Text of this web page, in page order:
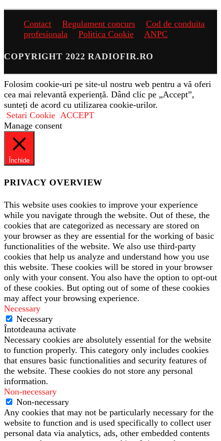
Contact Regulament concurs
Cod de conduita
profesionala
Politica Cookie ANPC
COPYRIGHT 2022 RADIOFIR.RO
Folosim cookie-uri pe site-ul nostru web pentru a vă oferi
cea mai relevantă experiență. Dând clic pe „Accept”,
sunteți de acord cu utilizarea cookie-urilor.
Setari Cookie ACCEPT
Manage consent
Închide
PRIVACY OVERVIEW
This website uses cookies to improve your experience
while you navigate through the website. Out of these, the
cookies that are categorized as necessary are stored on
your browser as they are essential for the working of basic
functionalities of the website. We also use third-party
cookies that help us analyze and understand how you use
this website. These cookies will be stored in your browser
only with your consent. You also have the option to opt-out
of these cookies. But opting out of some of these cookies
may affect your browsing experience.
Necessary
Necessary
Întotdeauna activate
Necessary cookies are absolutely essential for the website
to function properly. This category only includes cookies
that ensures basic functionalities and security features of
the website. These cookies do not store any personal
information.
Non-necessary
Non-necessary
Any cookies that may not be particularly necessary for the
website to function and is used specifically to collect user
personal data via analytics, ads, other embedded contents